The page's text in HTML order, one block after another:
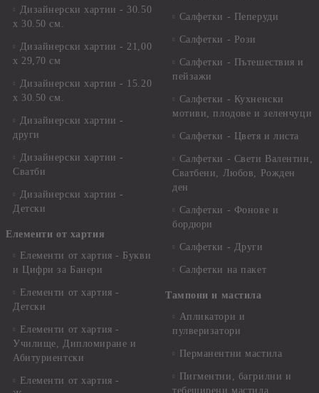
Дизайнерски хартии - 30.50
х 30.50 см.
Дизайнерски хартии - 21,00
х 29,70 см
Дизайнерски хартии - 15.20
x 30.50 см.
Дизайнерски хартии -
други
Дизайнерски хартии -
Сватби
Дизайнерски хартии -
Детски
Елементи от хартия
Елементи от хартия - Букви
и Цифри за Банери
Елементи от хартия -
Детски
Елементи от хартия -
Училище, Дипломиране и
Абитуриентски
Елементи от хартия -
Салфетки - Пеперуди
Салфетки - Рози
Салфетки - Пътешествия и
пейзажи
Салфетки - Кухненски
мотиви, плодове и зеленчуци
Салфетки - Цветя и листа
Салфетки - Свети Валентин,
Сватбени, Любов, Рожден
ден
Салфетки - Фонове и
бордюри
Салфетки - Други
Салфетки на пакет
Тампони и мастила
Апликатори и
пулверизатори
Перманентни мастила
Пигментни, багрилни и
тебеширени мастила